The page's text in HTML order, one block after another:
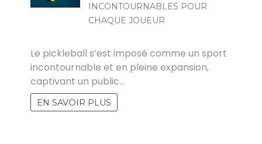
INCONTOURNABLES POUR
CHAQUE JOUEUR
Le pickleball s’est imposé comme un sport
incontournable et en pleine expansion,
captivant un public…
EN SAVOIR PLUS